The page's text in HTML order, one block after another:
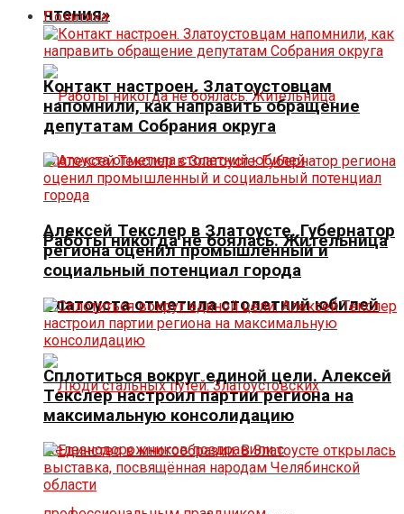
чтения»
Работы никогда не боялась. Жительница
Златоуста отметила столетний юбилей
Политика
Контакт настроен. Златоустовцам
напомнили, как направить обращение
депутатам Собрания округа
Алексей Текслер в Златоусте. Губернатор
региона оценил промышленный и
социальный потенциал города
Сплотиться вокруг единой цели. Алексей
Текслер настроил партии региона на
максимальную консолидацию